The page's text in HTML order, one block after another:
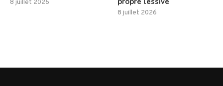
8 juillet 2026
8 juillet 2026